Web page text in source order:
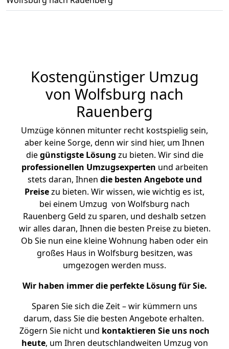
Kostengünstiger Umzug
von Wolfsburg nach
Rauenberg
Umzüge können mitunter recht kostspielig sein,
aber keine Sorge, denn wir sind hier, um Ihnen
diegünstigste Lösung zu bieten. Wir sind die
professionellen Umzugsexperten und arbeiten
stets daran, Ihnen die besten Angebote und
Preisezu bieten. Wir wissen, wie wichtig es ist,
bei einem Umzug von Wolfsburg nach
Rauenberg Geld zu sparen, und deshalb setzen
wir alles daran, Ihnen die besten Preise zu bieten.
Ob Sie nun eine kleine Wohnung haben oder ein
großes Haus in Wolfsburg besitzen, was
umgezogen werden muss.
Wir haben immer die perfekte Lösung für Sie.
Sparen Sie sich die Zeit – wir kümmern uns
darum, dass Sie die besten Angebote erhalten.
Zögern Sie nicht und kontaktieren Sie uns noch
heute, um Ihren deutschlandweiten Umzug von